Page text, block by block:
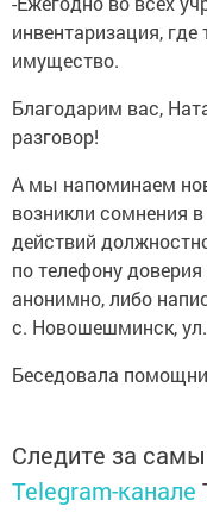
инвентаризация,
имущество.
Благодарим вас,
разговор!
А мы напоминаем
возникли сомнения
действий
по телефону
анонимно, либо
с. Новошешминск,
Беседовала
Следите за
Telegram-канале